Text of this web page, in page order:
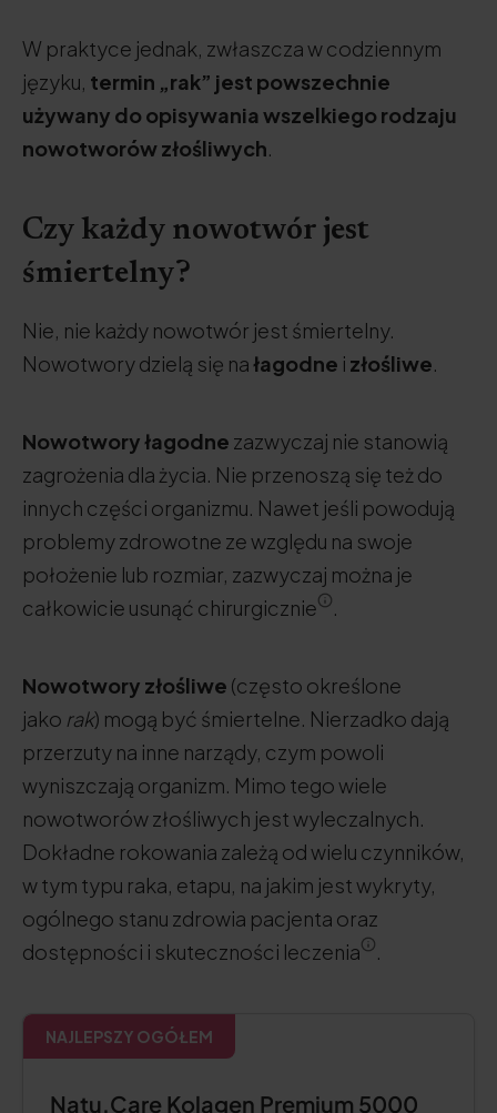
W praktyce jednak, zwłaszcza w codziennym
języku, termin „rak” jest powszechnie
używany do opisywania wszelkiego rodzaju
nowotworów złośliwych.
Czy każdy nowotwór jest
śmiertelny?
Nie, nie każdy nowotwór jest śmiertelny.
Nowotwory dzielą się nałagodne i złośliwe.
Nowotwory łagodne zazwyczaj nie stanowią
zagrożenia dla życia. Nie przenoszą się też do
innych części organizmu. Nawet jeśli powodują
problemy zdrowotne ze względu na swoje
położenie lub rozmiar, zazwyczaj można je
całkowicie usunąć chirurgicznie
.
Nowotwory złośliwe (często określone
jako rak) mogą być śmiertelne. Nierzadko dają
przerzuty na inne narządy, czym powoli
wyniszczają organizm. Mimo tego wiele
nowotworów złośliwych jest wyleczalnych.
Dokładne rokowania zależą od wielu czynników,
w tym typu raka, etapu, na jakim jest wykryty,
ogólnego stanu zdrowia pacjenta oraz
dostępności i skuteczności leczenia
.
NAJLEPSZY OGÓŁEM
Natu.Care Kolagen Premium 5000